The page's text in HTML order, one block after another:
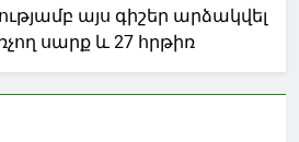
այս գիշեր արձակվել
սարք և 27 հրթիռ